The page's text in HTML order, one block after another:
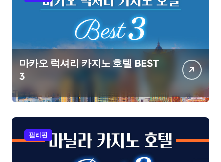
마카오 럭셔리 카지노 호텔 BEST
3
필리핀